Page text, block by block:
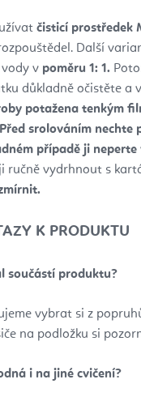
čisticí prostředek
Další
v poměru 1: 1.
důkladně očistěte a
potažena tenkým
Před srolováním nechte
případě ji neperte
ručně vydrhnout s
K PRODUKTU
součástí produktu?
vybrat si z
na podložku si
i na jiné cvičení?